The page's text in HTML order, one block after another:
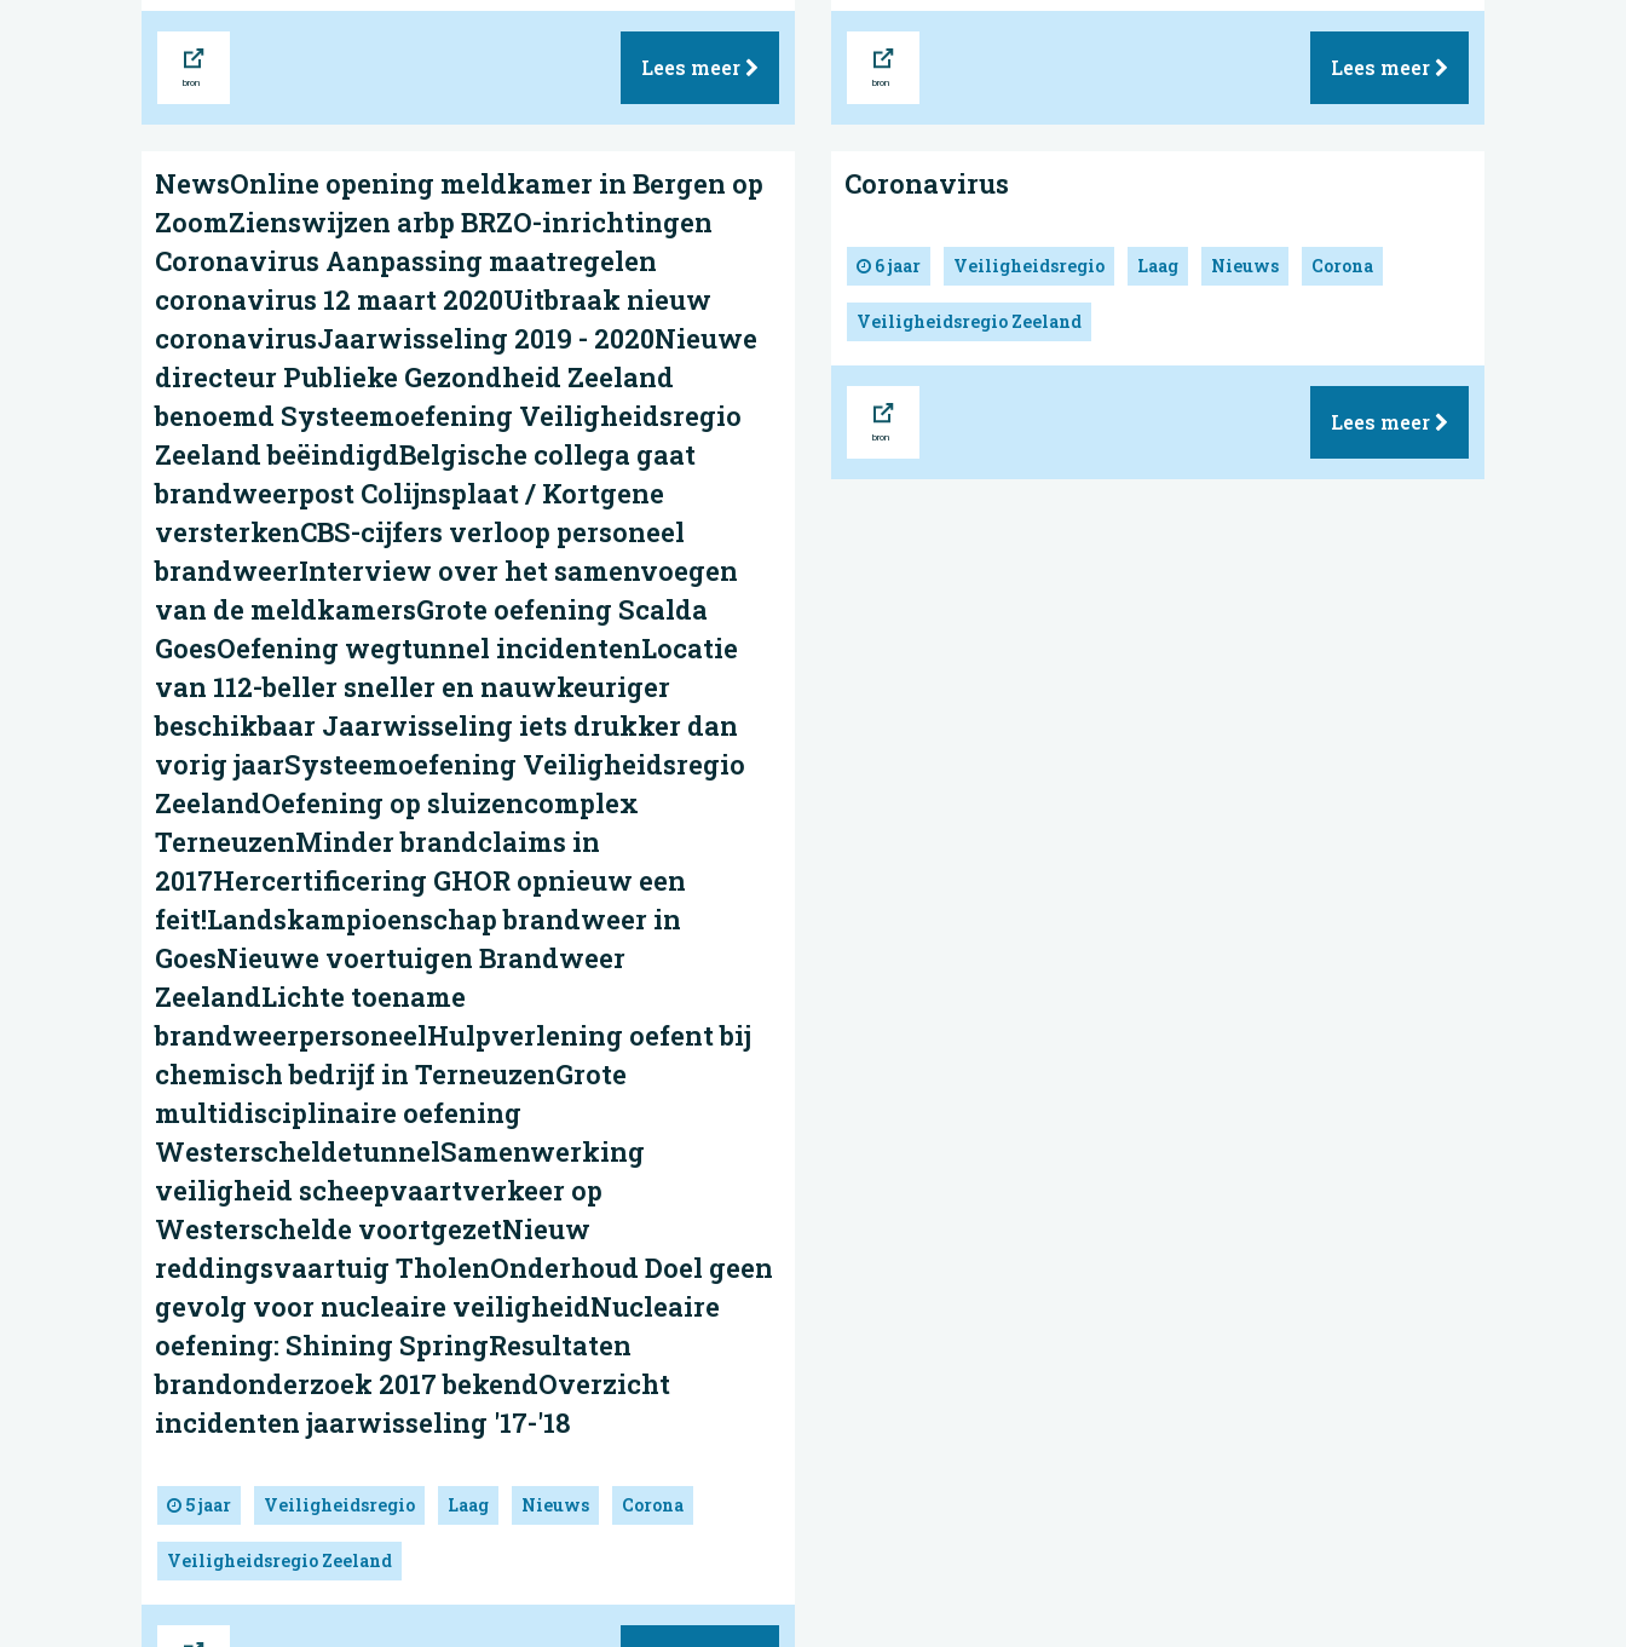
Lees meer Lees meer
NewsOnline opening meldkamer in Bergen op
ZoomZienswijzen arbp BRZO-inrichtingen
Coronavirus Aanpassing maatregelen
coronavirus 12 maart 2020Uitbraak nieuw
coronavirusJaarwisseling 2019 - 2020Nieuwe
directeur Publieke Gezondheid Zeeland
benoemd Systeemoefening Veiligheidsregio
Zeeland beëindigdBelgische collega gaat
brandweerpost Colijnsplaat / Kortgene
versterkenCBS-cijfers verloop personeel
brandweerInterview over het samenvoegen
van de meldkamersGrote oefening Scalda
GoesOefening wegtunnel incidentenLocatie
van 112-beller sneller en nauwkeuriger
beschikbaar Jaarwisseling iets drukker dan
vorig jaarSysteemoefening Veiligheidsregio
ZeelandOefening op sluizencomplex
TerneuzenMinder brandclaims in
2017Hercertificering GHOR opnieuw een
feit!Landskampioenschap brandweer in
GoesNieuwe voertuigen Brandweer
ZeelandLichte toename
brandweerpersoneelHulpverlening oefent bij
chemisch bedrijf in TerneuzenGrote
multidisciplinaire oefening
WesterscheldetunnelSamenwerking
veiligheid scheepvaartverkeer op
Westerschelde voortgezetNieuw
reddingsvaartuig TholenOnderhoud Doel geen
gevolg voor nucleaire veiligheidNucleaire
oefening: Shining SpringResultaten
brandonderzoek 2017 bekendOverzicht
incidenten jaarwisseling '17-'18
5 jaar Veiligheidsregio Laag Nieuws Corona
Veiligheidsregio Zeeland
Coronavirus
6 jaar Veiligheidsregio Laag Nieuws Corona
Veiligheidsregio Zeeland
Lees meer